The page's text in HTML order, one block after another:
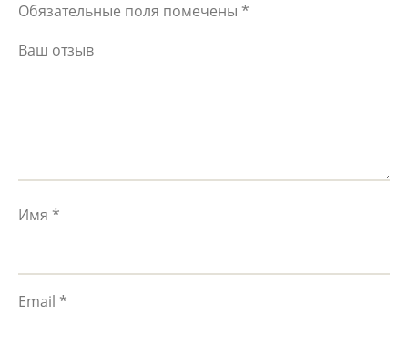
Обязательные поля помечены *
Ваш отзыв
Имя *
Email *